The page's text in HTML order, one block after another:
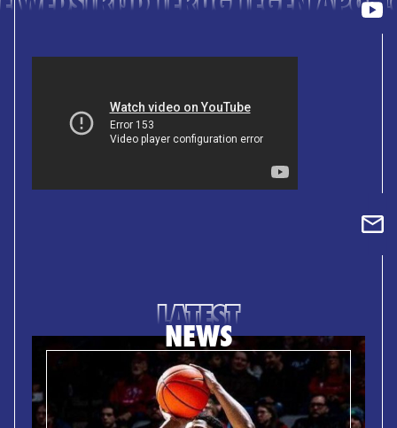
LATEST
NEWS